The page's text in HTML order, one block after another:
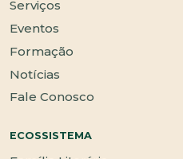
Serviços
Eventos
Formação
Notícias
Fale Conosco
ECOSSISTEMA